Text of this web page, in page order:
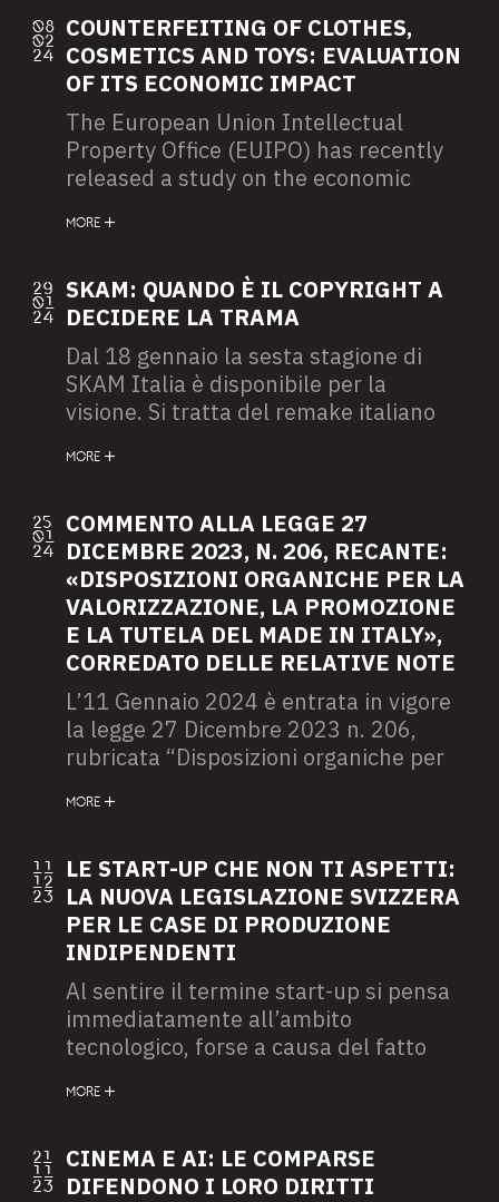
sfumature spesso nascoste agli occhi
del grande pubblico.
regista, è ormai da tempo indicato
come un riconoscimento di grande
peso quello dedicato alla
sceneggiatura che, come da
tradizione, si distingue in “original
screenplay” e “adapted screenplay”.
Come efficacemente spiegato da
Octavia Spencer, chiamata
di entrambe le categorie insieme a
Melissa McCarthy, entrambi i premi
sono “tagli diversi della stessa stoffa”.
08
02
24
COUNTERFEITING OF CLOTHES,
COSMETICS AND TOYS: EVALUATION
OF ITS ECONOMIC IMPACT
The European Union Intellectual
Property Office (EUIPO) has recently
released a study on the economic
European Union in different sectors:
cosmetics, and toys. Indeed, the
report illustrates the impact of
counterfeiting on the economies of
European countries and, as a result,
the job losses it generates.
MORE
29
01
24
SKAM: QUANDO È IL COPYRIGHT A
DECIDERE LA TRAMA
Dal 18 gennaio la sesta stagione di
SKAM Italia è disponibile per la
visione. Si tratta del remake italiano
collaborazione con TIM Vision sino alla
Netflix dalla stessa in poi, sulla base
della serie norvegese prodotta dalla
rete NRK e scritta da Julie Andem.
MORE
25
01
24
COMMENTO ALLA LEGGE 27
DICEMBRE 2023, N. 206, RECANTE:
«DISPOSIZIONI ORGANICHE PER LA
VALORIZZAZIONE, LA PROMOZIONE
E LA TUTELA DEL MADE IN ITALY»,
CORREDATO DELLE RELATIVE NOTE
L’11 Gennaio 2024 è entrata in vigore
la legge 27 Dicembre 2023 n. 206,
rubricata “Disposizioni organiche per
tutela del Made in Italy”. Tale testo
generale esposto all’Art. 1 del Titolo I,
quello di valorizzare e promuovere, in
Italia e all’estero, le produzioni di
eccellenza, il patrimonio culturale e le
radici culturali nazionali.
MORE
11
12
23
LE START-UP CHE NON TI ASPETTI:
LA NUOVA LEGISLAZIONE SVIZZERA
PER LE CASE DI PRODUZIONE
INDIPENDENTI
Al sentire il termine start-up si pensa
immediatamente all’ambito
tecnologico, forse a causa del fatto
operanti in questo specifico settore a
Tuttavia, la definizione di start-up
riguarda non l’industria all’interno del
MORE
21
11
23
CINEMA E AI: LE COMPARSE
DIFENDONO I LORO DIRITTI